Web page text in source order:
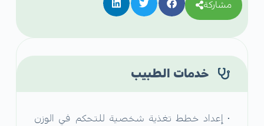
مشاركة
خدمات الطبيب
• إعداد خطط تغذية شخصية للتحكم في الوزن